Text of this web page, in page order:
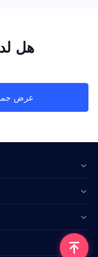
هل
عرض